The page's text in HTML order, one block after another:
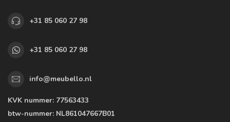
+31 85 060 27 98
+31 85 060 27 98
info@meubello.nl
KVK nummer: 77563433
btw-nummer: NL861047667B01